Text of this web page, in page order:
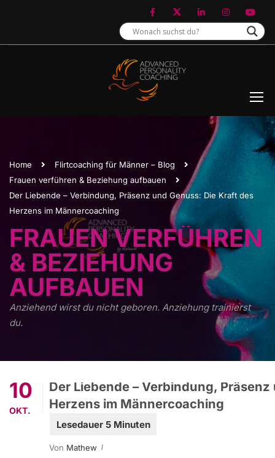
Home
Flirtcoaching für Männer – Blog
Frauen verführen & Beziehung aufbauen
Der Liebende – Verbindung, Präsenz und Genuss: Die Kraft des
Herzens im Männercoaching
FRAUEN VERFÜHREN
& BEZIEHUNG
AUFBAUEN
Anziehend wirst du nicht geboren. Anziehung trainierst
du.
10
OKT.
Der Liebende – Verbindung,
Herzens im Männercoaching
Von Mathew